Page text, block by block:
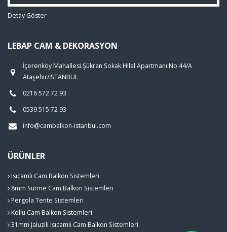
Detay Göster
LEBAP CAM & DEKORASYON
İçerenköy Mahallesi.Şükran Sokak.Hilal Apartmanı.No:44/A
Ataşehir/İSTANBUL
0216 572 72 93
0539 515 72 93
info@cambalkon-istanbul.com
ÜRÜNLER
Isıcamlı Cam Balkon Sistemleri
8mm Sürme Cam Balkon Sistemleri
Pergola Tente Sistemleri
Kollu Cam Balkon Sistemleri
31mm Jaluzili Isıcamlı Cam Balkon Sistemleri